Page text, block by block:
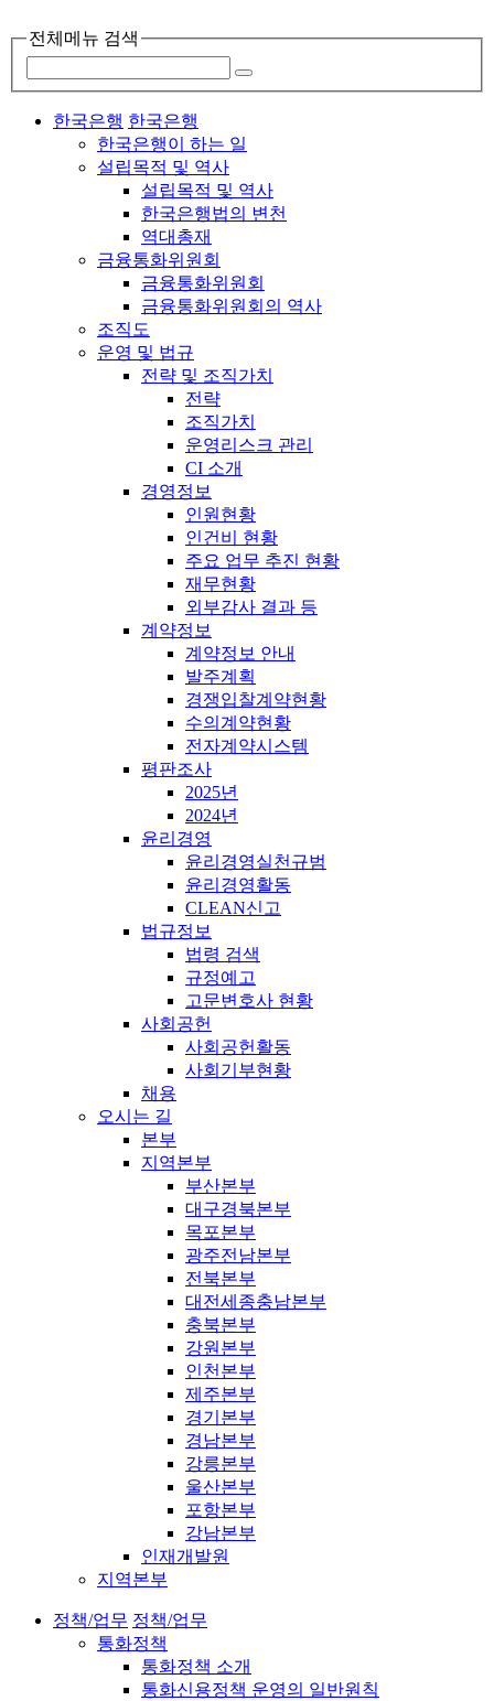
전체메뉴 검색
한국은행 한국은행
한국은행이 하는 일
설립목적 및 역사
설립목적 및 역사
한국은행법의 변천
역대총재
금융통화위원회
금융통화위원회
금융통화위원회의 역사
조직도
운영 및 법규
전략 및 조직가치
전략
조직가치
운영리스크 관리
CI 소개
경영정보
인원현황
인건비 현황
주요 업무 추진 현황
재무현황
외부감사 결과 등
계약정보
계약정보 안내
발주계획
경쟁입찰계약현황
수의계약현황
전자계약시스템
평판조사
2025년
2024년
윤리경영
윤리경영실천규범
윤리경영활동
CLEAN신고
법규정보
법령 검색
규정예고
고문변호사 현황
사회공헌
사회공헌활동
사회기부현황
채용
오시는 길
본부
지역본부
부산본부
대구경북본부
목포본부
광주전남본부
전북본부
대전세종충남본부
충북본부
강원본부
인천본부
제주본부
경기본부
경남본부
강릉본부
울산본부
포항본부
강남본부
인재개발원
지역본부
정책/업무 정책/업무
통화정책
통화정책 소개
통화신용정책 운영의 일반원칙